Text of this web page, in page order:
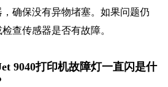
确保没有异物堵塞。如果问题仍
查传感器是否有故障。
9040打印机故障灯一直闪是什